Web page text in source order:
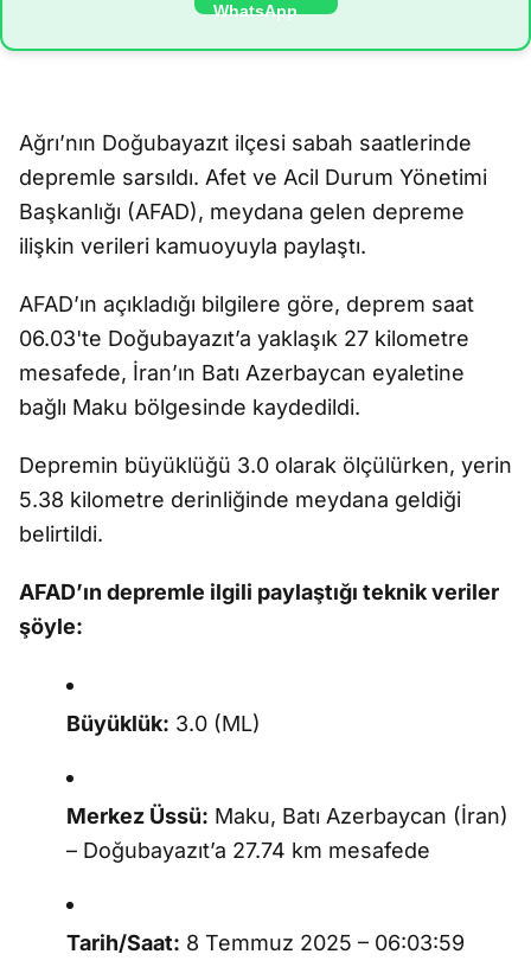
Ağrı’nın Doğubayazıt ilçesi sabah saatlerinde
depremle sarsıldı. Afet ve Acil Durum Yönetimi
Başkanlığı (AFAD), meydana gelen depreme
ilişkin verileri kamuoyuyla paylaştı.
AFAD’ın açıkladığı bilgilere göre, deprem saat
06.03'te Doğubayazıt’a yaklaşık 27 kilometre
mesafede, İran’ın Batı Azerbaycan eyaletine
bağlı Maku bölgesinde kaydedildi.
Depremin büyüklüğü 3.0 olarak ölçülürken, yerin
5.38 kilometre derinliğinde meydana geldiği
belirtildi.
AFAD’ın depremle ilgili paylaştığı teknik veriler
şöyle:
Büyüklük: 3.0 (ML)
Merkez Üssü: Maku, Batı Azerbaycan (İran)
– Doğubayazıt’a 27.74 km mesafede
Tarih/Saat: 8 Temmuz 2025 – 06:03:59